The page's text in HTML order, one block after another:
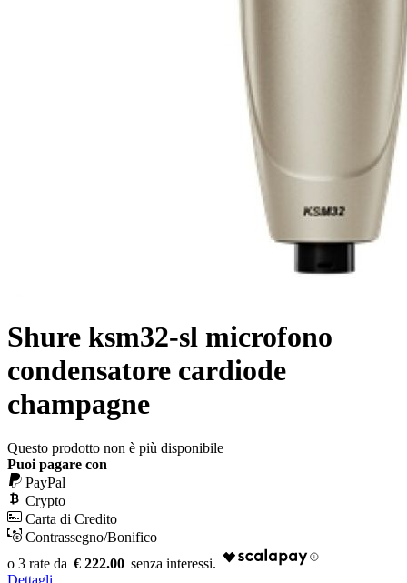
Shure ksm32-sl microfono
condensatore cardiode
champagne
Questo prodotto non è più disponibile
Puoi pagare con
PayPal
Crypto
Carta di Credito
Contrassegno/Bonifico
€ 222.00